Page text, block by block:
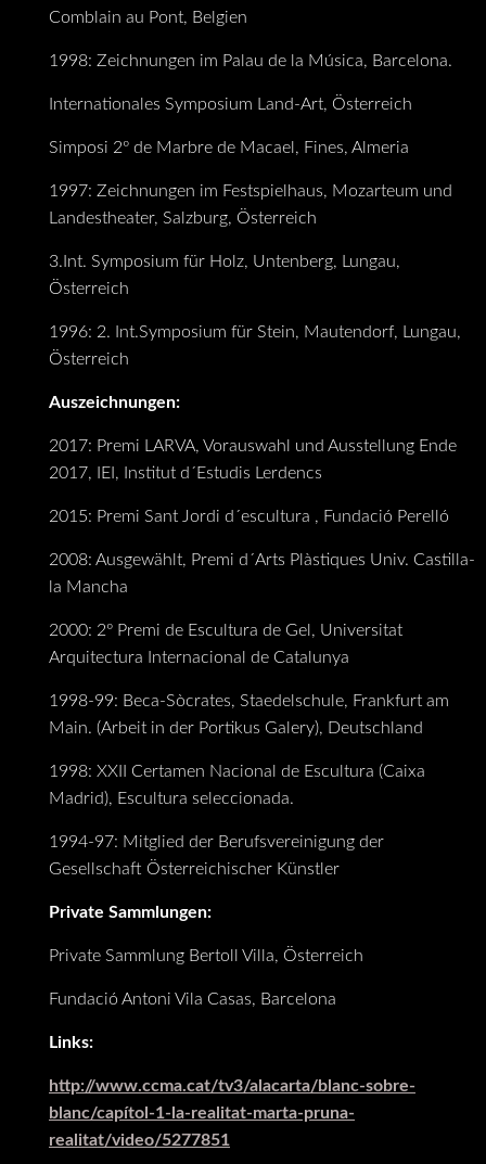
Comblain au Pont, Belgien
1998: Zeichnungen im Palau de la Música, Barcelona.
Internationales Symposium Land-Art, Österreich
Simposi 2º de Marbre de Macael, Fines, Almeria
1997: Zeichnungen im Festspielhaus, Mozarteum und
Landestheater, Salzburg, Österreich
3.Int. Symposium für Holz, Untenberg, Lungau,
Österreich
1996: 2. Int.Symposium für Stein, Mautendorf, Lungau,
Österreich
Auszeichnungen:
2017: Premi LARVA, Vorauswahl und Ausstellung Ende
2017, IEI, Institut d´Estudis Lerdencs
2015: Premi Sant Jordi d´escultura , Fundació Perelló
2008: Ausgewählt, Premi d´Arts Plàstiques Univ. Castilla-
la Mancha
2000: 2º Premi de Escultura de Gel, Universitat
Arquitectura Internacional de Catalunya
1998-99: Beca-Sòcrates, Staedelschule, Frankfurt am
Main. (Arbeit in der Portikus Galery), Deutschland
1998: XXII Certamen Nacional de Escultura (Caixa
Madrid), Escultura seleccionada.
1994-97: Mitglied der Berufsvereinigung der
Gesellschaft Österreichischer Künstler
Private Sammlungen:
Private Sammlung Bertoll Villa, Österreich
Fundació Antoni Vila Casas, Barcelona
Links:
http://www.ccma.cat/tv3/alacarta/blanc-sobre-
blanc/capítol-1-la-realitat-marta-pruna-
realitat/video/5277851